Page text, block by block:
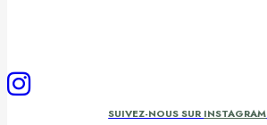
SUIVEZ-NOUS SUR INSTAGRAM